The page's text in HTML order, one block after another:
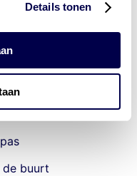
Details tonen
buurt